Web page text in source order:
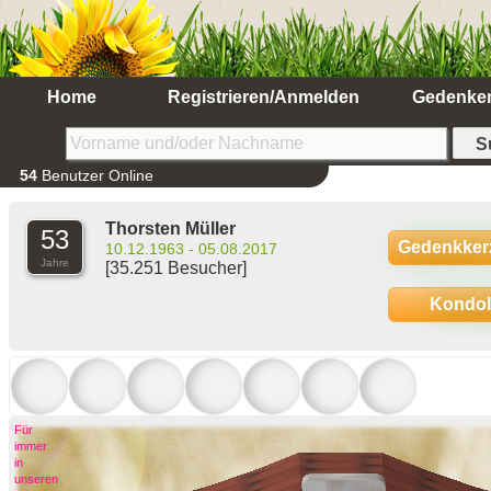
Home Registrieren/Anmelden
54 Benutzer Online
53
Jahre
Thorsten Müller
10.12.1963 - 05.08.2017
[35.251 Besucher]
Für
immer
in
unseren